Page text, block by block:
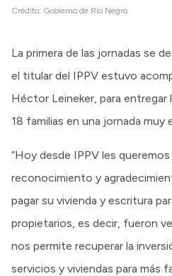
Crédito: Gobierno de Río Negro
La primera de las jornadas se
el titular del IPPV estuvo
Héctor Leineker, para
18 familias en una jornada muy
“Hoy desde IPPV les
reconocimiento y
pagar su vivienda y escritura
propietarios, es decir, fueron
nos permite recuperar la
servicios y viviendas para más